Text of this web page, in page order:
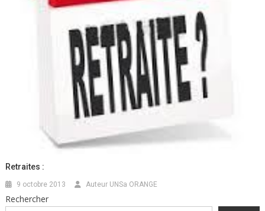
Retraites :
9 octobre 2013 Auteur UNSa ORANGE
Rechercher